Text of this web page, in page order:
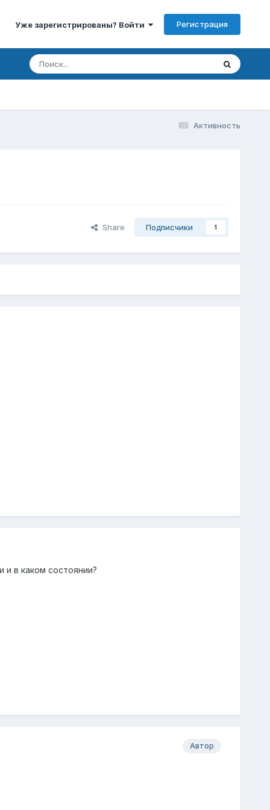
Уже зарегистрированы? Войти Регистрация
Активность
Share Подписчики 1
в каком состоянии?
Автор